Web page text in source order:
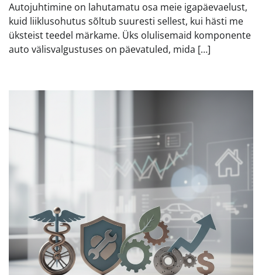
Autojuhtimine on lahutamatu osa meie igapäevaelust,
kuid liiklusohutus sõltub suuresti sellest, kui hästi me
üksteist teedel märkame. Üks olulisemaid komponente
auto välisvalgustuses on päevatuled, mida […]